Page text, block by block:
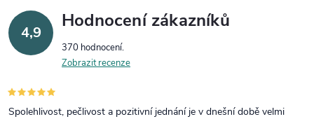
4,9
Hodnocení zákazníků
370 hodnocení
Zobrazit recenze
Spolehlivost, pečlivost a pozitivní jednání je v dnešní době velmi